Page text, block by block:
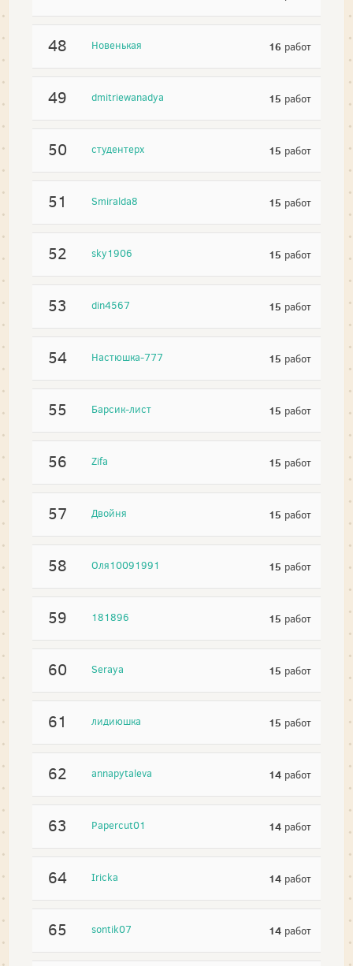
48 Новенькая 16 работ
49 dmitriewanadya 15 работ
50 студентерх 15 работ
51 Smiralda8 15 работ
52 sky1906 15 работ
53 din4567 15 работ
54 Настюшка-777 15 работ
55 Барсик-лист 15 работ
56 Zifa 15 работ
57 Двойня 15 работ
58 Оля10091991 15 работ
59 181896 15 работ
60 Seraya 15 работ
61 лидиюшка 15 работ
62 annapytaleva 14 работ
63 Papercut01 14 работ
64 Iricka 14 работ
65 sontik07 14 работ